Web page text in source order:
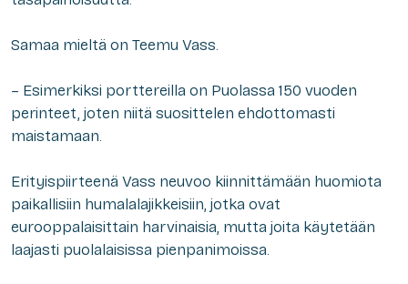
Samaa mieltä on Teemu Vass.
– Esimerkiksi porttereilla on Puolassa 150 vuoden
perinteet, joten niitä suosittelen ehdottomasti
maistamaan.
Erityispiirteenä Vass neuvoo kiinnittämään huomiota
paikallisiin humalalajikkeisiin, jotka ovat
eurooppalaisittain harvinaisia, mutta joita käytetään
laajasti puolalaisissa pienpanimoissa.